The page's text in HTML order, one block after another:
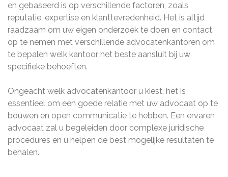
en gebaseerd is op verschillende factoren, zoals
reputatie, expertise en klanttevredenheid. Het is altijd
raadzaam om uw eigen onderzoek te doen en contact
op te nemen met verschillende advocatenkantoren om
te bepalen welk kantoor het beste aansluit bij uw
specifieke behoeften.
Ongeacht welk advocatenkantoor u kiest, het is
essentieel om een goede relatie met uw advocaat op te
bouwen en open communicatie te hebben. Een ervaren
advocaat zal u begeleiden door complexe juridische
procedures en u helpen de best mogelijke resultaten te
behalen.